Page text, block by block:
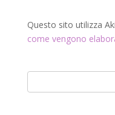
Questo sito utilizza
come vengono